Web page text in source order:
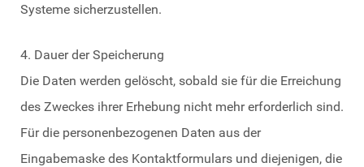
Systeme sicherzustellen.
4. Dauer der Speicherung
Die Daten werden gelöscht, sobald sie für die Erreichung
des Zweckes ihrer Erhebung nicht mehr erforderlich sind.
Für die personenbezogenen Daten aus der
Eingabemaske des Kontaktformulars und diejenigen, die